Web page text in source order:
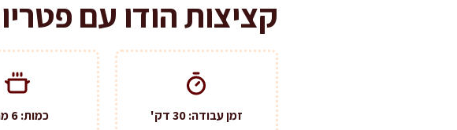
קציצות הודו עם
זמן עבודה: 30 דק' כמות: 6 מנות